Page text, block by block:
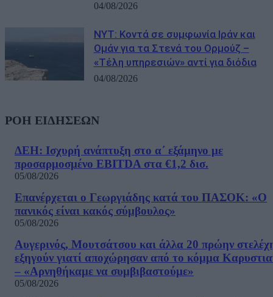
04/08/2026
NYT: Κοντά σε συμφωνία Ιράν και
Ομάν για τα Στενά του Ορμούζ –
«Τέλη υπηρεσιών» αντί για διόδια
04/08/2026
ΡΟΗ ΕΙΔΗΣΕΩΝ
ΔΕΗ: Ισχυρή ανάπτυξη στο α΄ εξάμηνο με
προσαρμοσμένο EBITDA στα €1,2 δισ.
05/08/2026
Επανέρχεται ο Γεωργιάδης κατά του ΠΑΣΟΚ: «Ο
πανικός είναι κακός σύμβουλος»
05/08/2026
Αυγερινός, Μουτσάτσου και άλλα 20 πρώην
εξηγούν γιατί αποχώρησαν από το κόμμα
– «Αρνηθήκαμε να συμβιβαστούμε»
05/08/2026